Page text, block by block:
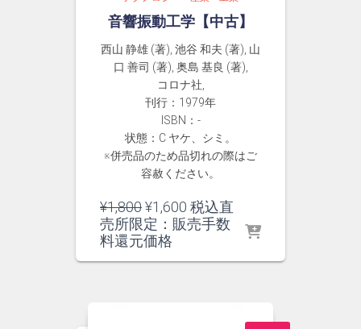
音響振動工学【中古】
西山 静雄 (著), 池谷 和夫 (著), 山
口 善司 (著), 奥島 基良 (著),
コロナ社,
刊行：1979年
ISBN：-
状態：C ヤケ、シミ。
※併売品のため品切れの際はご
容赦ください。
¥1,800元
の
価
¥1,600 現
在
税込直
売所限定：販売手数
料還元価格